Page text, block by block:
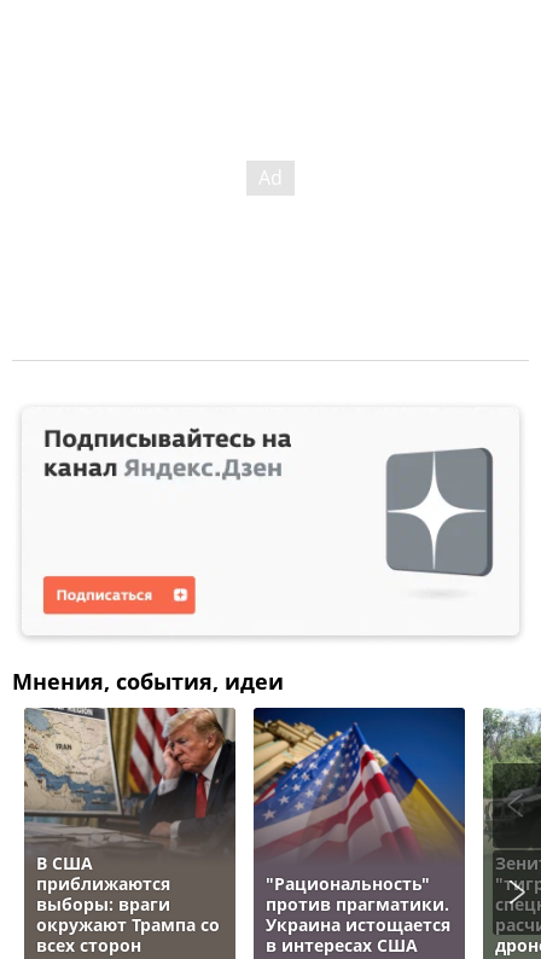
Мнения, события, идеи
В США
приближаются
выборы: враги
окружают Трампа со
всех сторон
"Рациональность"
против прагматики.
Украина истощается
в интересах США